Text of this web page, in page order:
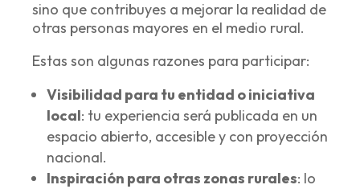
sino que contribuyes a mejorar la realidad de
otras personas mayores en el medio rural.
Estas son algunas razones para participar:
Visibilidad para tu entidad o iniciativa
local: tu experiencia será publicada en un
espacio abierto, accesible y con proyección
nacional.
Inspiración para otras zonas rurales: lo